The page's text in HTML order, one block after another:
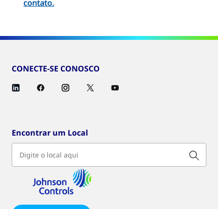
contato.
CONECTE-SE CONOSCO
Encontrar um Local